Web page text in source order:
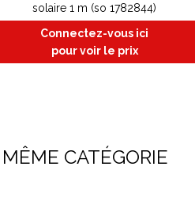
solaire 1 m (so 1782844)
Connectez-vous ici
pour voir le prix
CATÉGORIE